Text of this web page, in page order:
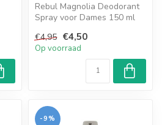
Rebul Magnolia Deodorant
Spray voor Dames 150 ml
bescherming te...
€4,95 €4,50
Op voorraad
-9%